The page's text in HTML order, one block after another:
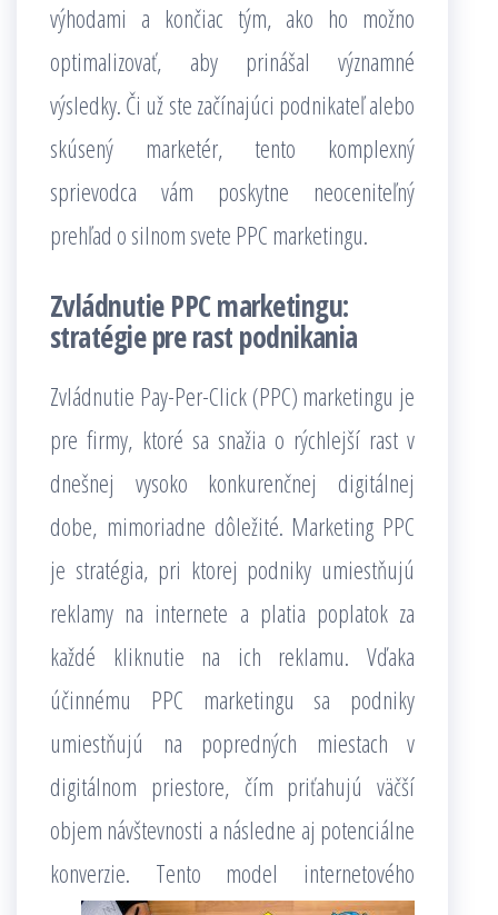
výhodami a končiac tým, ako ho možno
optimalizovať, aby prinášal významné
výsledky. Či už ste začínajúci podnikateľ alebo
skúsený marketér, tento komplexný
sprievodca vám poskytne neoceniteľný
prehľad o silnom svete PPC marketingu.
Zvládnutie PPC marketingu:
stratégie pre rast podnikania
Zvládnutie Pay-Per-Click (PPC) marketingu je
pre firmy, ktoré sa snažia o rýchlejší rast v
dnešnej vysoko konkurenčnej digitálnej
dobe, mimoriadne dôležité. Marketing PPC
je stratégia, pri ktorej podniky umiestňujú
reklamy na internete a platia poplatok za
každé kliknutie na ich reklamu. Vďaka
účinnému PPC marketingu sa podniky
umiestňujú na popredných miestach v
digitálnom priestore, čím priťahujú väčší
objem návštevnosti a následne aj potenciálne
konverzie. Tento model internetového